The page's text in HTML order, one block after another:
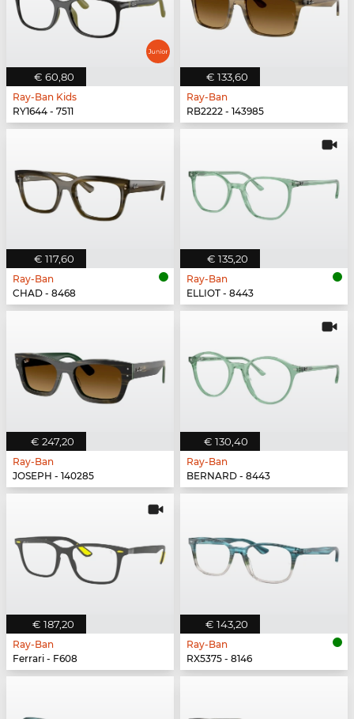
€ 60,80
Ray-Ban Kids
RY1644 - 7511
€ 133,60
Ray-Ban
RB2222 - 143985
€ 117,60
Ray-Ban
CHAD - 8468
€ 135,20
Ray-Ban
ELLIOT - 8443
€ 247,20
Ray-Ban
JOSEPH - 140285
€ 130,40
Ray-Ban
BERNARD - 8443
€ 187,20
Ray-Ban
Ferrari - F608
€ 143,20
Ray-Ban
RX5375 - 8146